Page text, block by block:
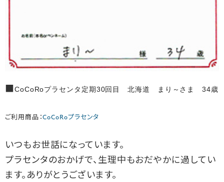
CoCoRoプラセンタ定期30回目 北海道 まり～さま 34歳
ご利用商品：CoCoRoプラセンタ
いつもお世話になっています。
プラセンタのおかげで、生理中もおだやかに過してい
ます。ありがとうございます。